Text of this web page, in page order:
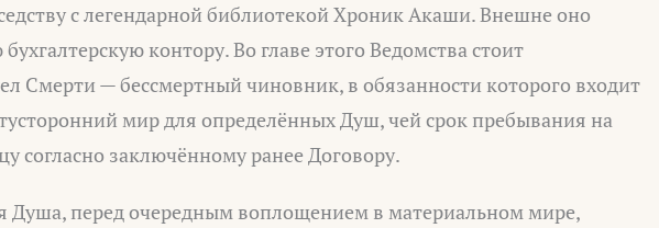
с легендарной библиотекой Хроник Акаши. Внешне оно
контору. Во главе этого Ведомства стоит
Смерти — бессмертный чиновник, в обязанности которого входит
мир для определённых Душ, чей срок пребывания на
согласно заключённому ранее Договору.
Душа, перед очередным воплощением в материальном мире,